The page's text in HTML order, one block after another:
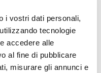
i vostri dati personali,
tecnologie
accedere alle
al fine di pubblicare
misurare gli annunci e